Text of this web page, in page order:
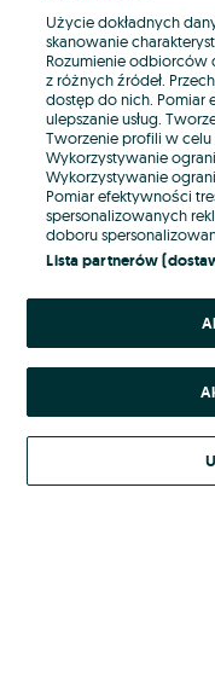
E-mail
Hasło
Nie pamiętasz hasła?
Kontynuując za
Regulamin
Użycie dokładnych
skanowanie
Rozumienie odbiorców
z różnych źródeł.
dostęp do nich. Pomiar
ulepszanie usług.
Tworzenie profili w celu
Wykorzystywanie
Wykorzystywanie
Pomiar efektywności
spersonalizowanych
doboru
Lista partnerów